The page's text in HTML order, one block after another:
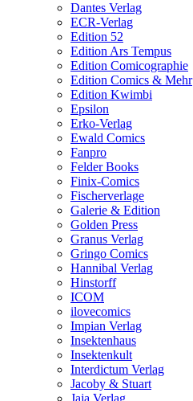
Dantes Verlag
ECR-Verlag
Edition 52
Edition Ars Tempus
Edition Comicographie
Edition Comics & Mehr
Edition Kwimbi
Epsilon
Erko-Verlag
Ewald Comics
Fanpro
Felder Books
Finix-Comics
Fischerverlage
Galerie & Edition
Golden Press
Granus Verlag
Gringo Comics
Hannibal Verlag
Hinstorff
ICOM
ilovecomics
Impian Verlag
Insektenhaus
Insektenkult
Interdictum Verlag
Jacoby & Stuart
Jaja Verlag